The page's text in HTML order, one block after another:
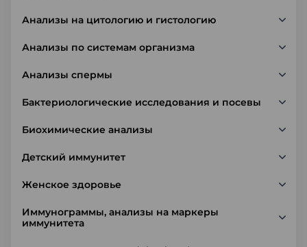
Анализы на цитологию и гистологию
Анализы по системам организма
Анализы спермы
Бактериологические исследования и посевы
Биохимические анализы
Детский иммунитет
Женское здоровье
Иммунограммы, анализы на маркеры
иммунитета